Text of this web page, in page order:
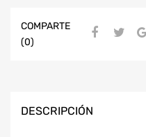
COMPARTE
(0)
DESCRIPCIÓN